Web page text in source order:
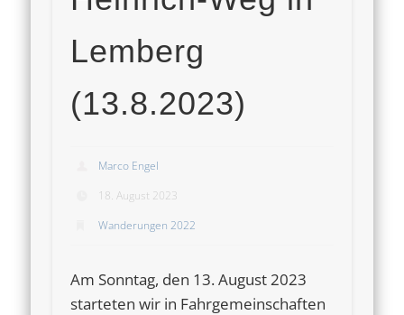
Lemberg
(13.8.2023)
Marco Engel
18. August 2023
Wanderungen 2022
Am Sonntag, den 13. August 2023
starteten wir in Fahrgemeinschaften